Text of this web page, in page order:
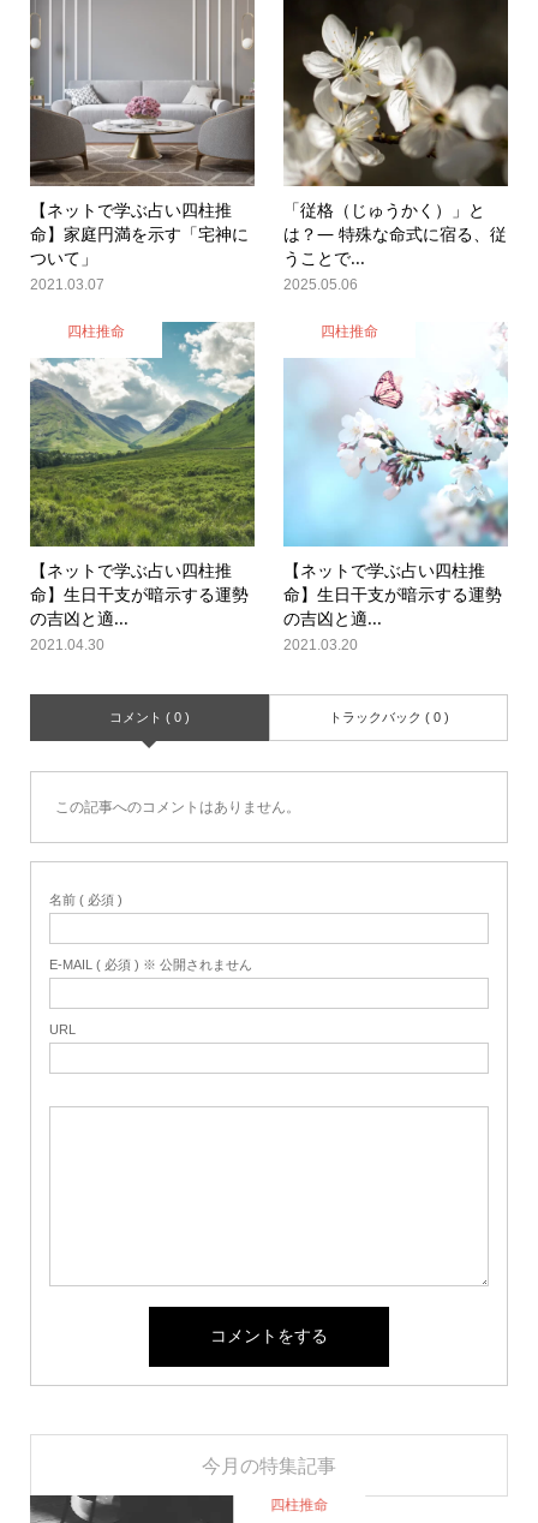
【ネットで学ぶ占い四柱推
命】家庭円満を示す「宅神に
ついて」
2021.03.07
「従格（じゅうかく）」と
は？— 特殊な命式に宿る、従
うことで...
2025.05.06
四柱推命
【ネットで学ぶ占い四柱推
命】生日干支が暗示する運勢
の吉凶と適...
2021.04.30
四柱推命
【ネットで学ぶ占い四柱推
命】生日干支が暗示する運勢
の吉凶と適...
2021.03.20
コメント ( 0 ) トラックバック ( 0 )
この記事へのコメントはありません。
名前 ( 必須 )
E-MAIL ( 必須 ) ※ 公開されません
URL
今月の特集記事
四柱推命
新着情報 ランキング